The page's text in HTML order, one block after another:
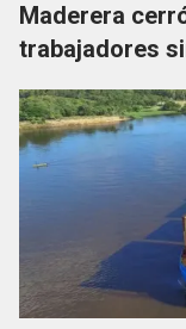
Maderera
trabajadores